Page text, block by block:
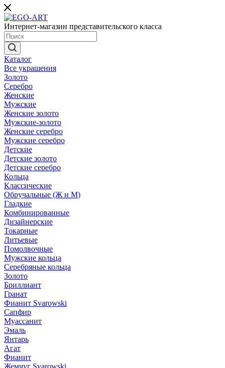
Интернет-магазин представительского класса
Каталог
Все украшения
Золото
Серебро
Женские
Мужские
Женские золото
Мужские-золото
Женские серебро
Мужские серебро
Детские
Детские золото
Детские серебро
Кольца
Классические
Обручальные (Ж и М)
Гладкие
Комбинированные
Дизайнерские
Токарные
Литьевые
Помолвочные
Мужские кольца
Серебряные кольца
Золото
Бриллиант
Гранат
Фианит Svarowski
Сапфир
Муассанит
Эмаль
Янтарь
Агат
Фианит
Жемчуг Svarowski